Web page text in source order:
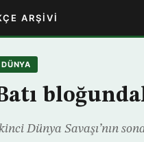
ARŞIVI
DÜNYA
Dünya Savaşı’nın